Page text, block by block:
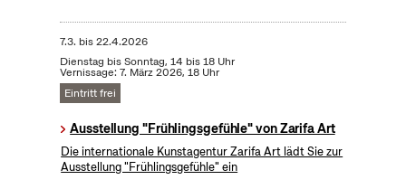
7.3. bis22.4.2026
Dienstag bis Sonntag, 14 bis 18 Uhr
Vernissage: 7. März 2026, 18 Uhr
Eintritt frei
Ausstellung "Frühlingsgefühle" von Zarifa Art
Die internationale Kunstagentur Zarifa Art lädt Sie zur
Ausstellung "Frühlingsgefühle" ein